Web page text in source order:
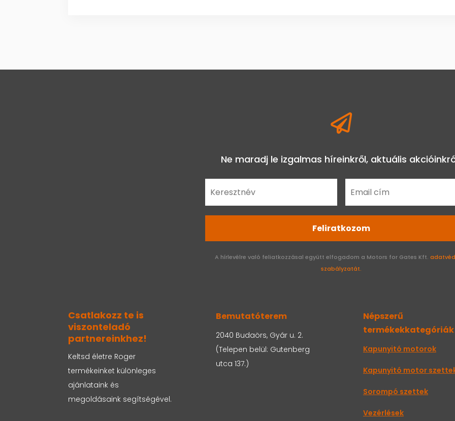

Ne maradj le izgalmas híreinkről, aktuális
Feliratkozom
A hírlevélre való feliatkozzásal együtt elfogadom a Motors for Gates Kft.
szabályzatát.
Csatlakozz te is
viszonteladó
partnereinkhez!
Keltsd életre Roger
termékeinket különleges
ajánlataink és
megoldásaink segítségével.
Bemutatóterem
2040 Budaörs, Gyár u. 2.
(Telepen belül: Gutenberg
utca 137.)
Népszerű
termékekkategóriák
Kapunyitó motorok
Kapunyitó motor
Sorompó szettek
Vezérlések